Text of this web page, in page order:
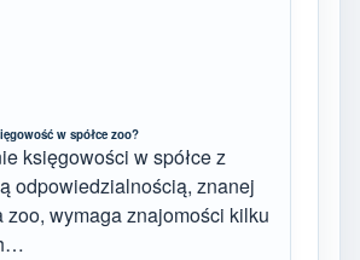
w spółce zoo?
księgowości w spółce z
odpowiedzialnością, znanej
zoo, wymaga znajomości kilku